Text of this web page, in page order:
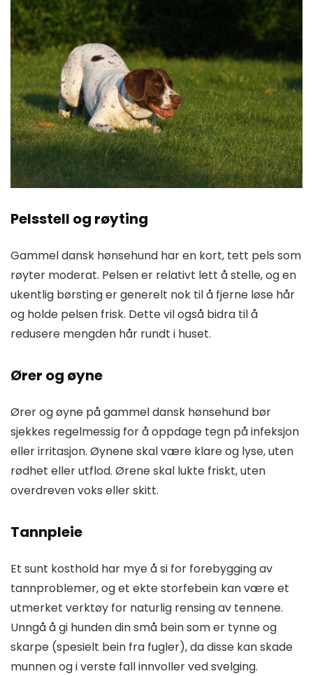
Pelsstell og røyting
Gammel dansk hønsehund har en kort, tett pels som
røyter moderat. Pelsen er relativt lett å stelle, og en
ukentlig børsting er generelt nok til å fjerne løse hår
og holde pelsen frisk. Dette vil også bidra til å
redusere mengden hår rundt i huset.
Ører og øyne
Ører og øyne på gammel dansk hønsehund bør
sjekkes regelmessig for å oppdage tegn på infeksjon
eller irritasjon. Øynene skal være klare og lyse, uten
rødhet eller utflod. Ørene skal lukte friskt, uten
overdreven voks eller skitt.
Tannpleie
Et sunt kosthold har mye å si for forebygging av
tannproblemer, og et ekte storfebein kan være et
utmerket verktøy for naturlig rensing av tennene.
Unngå å gi hunden din små bein som er tynne og
skarpe (spesielt bein fra fugler), da disse kan skade
munnen og i verste fall innvoller ved svelging.